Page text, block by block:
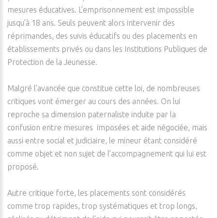
mesures éducatives. L’emprisonnement est impossible
jusqu’à 18 ans. Seuls peuvent alors intervenir des
réprimandes, des suivis éducatifs ou des placements en
établissements privés ou dans les Institutions Publiques de
Protection de la Jeunesse.
Malgré l’avancée que constitue cette loi, de nombreuses
critiques vont émerger au cours des années. On lui
reproche sa dimension paternaliste induite par la
confusion entre mesures imposées et aide négociée, mais
aussi entre social et judiciaire, le mineur étant considéré
comme objet et non sujet de l’accompagnement qui lui est
proposé.
Autre critique forte, les placements sont considérés
comme trop rapides, trop systématiques et trop longs,